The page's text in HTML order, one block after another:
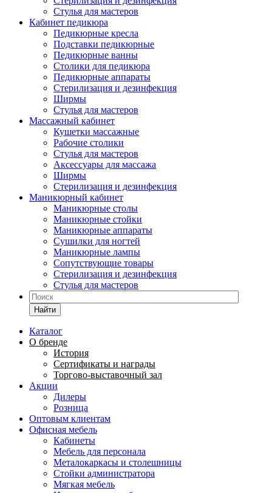
Стулья для мастеров
Кабинет педикюра
Педикюрные кресла
Подставки педикюрные
Педикюрные ванны
Столики для педикюра
Педикюрные аппараты
Стерилизация и дезинфекция
Ширмы
Стулья для мастеров
Массажный кабинет
Кушетки массажные
Рабочие столики
Стулья для мастеров
Аксессуары для массажа
Ширмы
Стерилизация и дезинфекция
Маникюрный кабинет
Маникюрные столы
Маникюрные стойки
Маникюрные аппараты
Сушилки для ногтей
Маникюрные лампы
Сопутствующие товары
Стерилизация и дезинфекция
Стулья для мастеров
Найти
Каталог
О бренде
История
Сертификаты и награды
Торгово-выставочный зал
Акции
Дилеры
Розница
Оптовым клиентам
Офисная мебель
Кабинеты
Мебель для персонала
Металокаркасы и столешницы
Стойки администратора
Мягкая мебель